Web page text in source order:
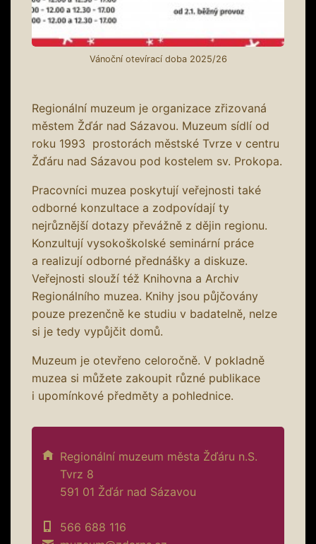
Vánoční otevírací doba 2025/26
Regionální muzeum je organizace zřizovaná
městem Žďár nad Sázavou. Muzeum sídlí od
roku 1993 prostorách městské Tvrze v centru
Žďáru nad Sázavou pod kostelem sv. Prokopa.
Pracovníci muzea poskytují veřejnosti také
odborné konzultace a zodpovídají ty
nejrůznější dotazy převážně z dějin regionu.
Konzultují vysokoškolské seminární práce
a realizují odborné přednášky a diskuze.
Veřejnosti slouží též Knihovna a Archiv
Regionálního muzea. Knihy jsou půjčovány
pouze prezenčně ke studiu v badatelně, nelze
si je tedy vypůjčit domů.
Muzeum je otevřeno celoročně. V pokladně
muzea si můžete zakoupit různé publikace
i upomínkové předměty a pohlednice.
Regionální muzeum města Žďáru n.S.
Tvrz 8
591 01 Žďár nad Sázavou
566 688 116